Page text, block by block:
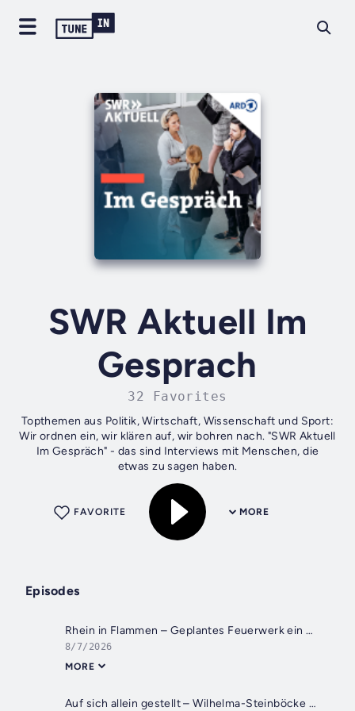
SWR Aktuell Im
Gesprach
32 Favorites
Topthemen aus Politik, Wirtschaft, Wissenschaft und Sport:
Wir ordnen ein, wir klären auf, wir bohren nach. "SWR Aktuell
Im Gespräch" - das sind Interviews mit Menschen, die
etwas zu sagen haben.
MORE
FAVORITE
Episodes
Rhein in Flammen – Geplantes Feuerwerk ein Koblenz erhitzt Gemüter
8/7/2026
MORE
Auf sich allein gestellt – Wilhelma-Steinböcke sind in den Alpen ausgewildert worden